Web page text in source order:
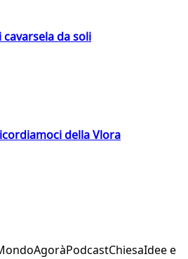
da soli
della Vlora
AgoràPodcastChiesaIdee e